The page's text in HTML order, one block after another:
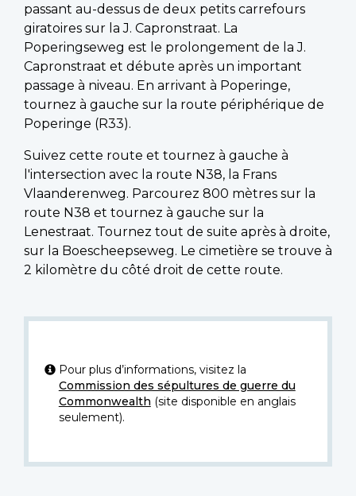
passant au-dessus de deux petits carrefours
giratoires sur la J. Capronstraat. La
Poperingseweg est le prolongement de la J.
Capronstraat et débute après un important
passage à niveau. En arrivant à Poperinge,
tournez à gauche sur la route périphérique de
Poperinge (R33).
Suivez cette route et tournez à gauche à
l'intersection avec la route N38, la Frans
Vlaanderenweg. Parcourez 800 mètres sur la
route N38 et tournez à gauche sur la
Lenestraat. Tournez tout de suite après à droite,
sur la Boescheepseweg. Le cimetière se trouve à
2 kilomètre du côté droit de cette route.
Pour plus d’informations, visitez la
Commission des sépultures de guerre du
Commonwealth (site disponible en anglais
seulement).